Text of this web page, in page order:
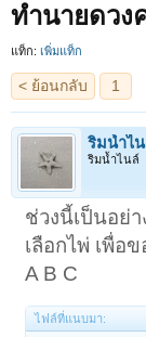
ทำนายดวง
แท็ก: เพิ่มแท็ก
ริมน้ำไ
ริมน้ำไนล์
ช่วงนี้เป็นอย่
เลือกไพ่ เพื่อ
A B C
ไฟล์ที่แนบมา: